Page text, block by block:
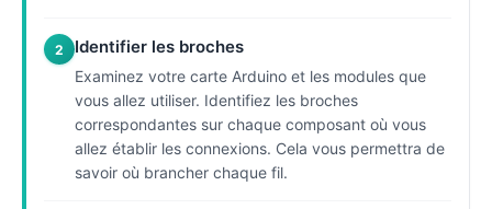
2 Identifier les broches
Examinez votre carte Arduino et les modules que
vous allez utiliser. Identifiez les broches
correspondantes sur chaque composant où vous
allez établir les connexions. Cela vous permettra de
savoir où brancher chaque fil.